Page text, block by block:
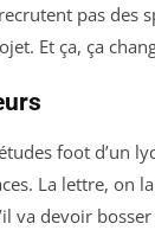
pas des
Et ça, ça
foot d’un
La lettre, on
va devoir